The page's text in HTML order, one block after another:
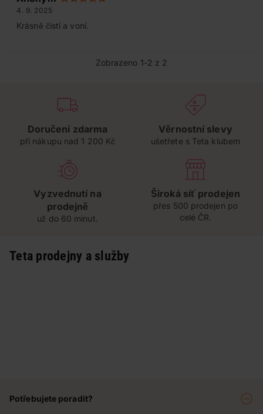
4. 9. 2025
Krásně čistí a voní.
Zobrazeno 1-2 z 2
Doručení zdarma
při nákupu nad 1 200 Kč
Věrnostní slevy
ušetřete s Teta klubem
Vyzvednutí na
prodejně
už do 60 minut.
Široká síť prodejen
přes 500 prodejen po
celé ČR.
Teta prodejny a služby
Potřebujete poradit?